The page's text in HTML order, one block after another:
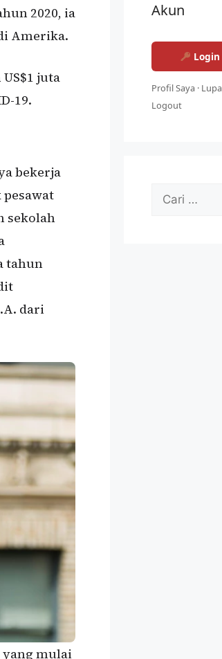
2020, ia
Amerika.
juta
19.
bekerja
sekolah
tahun
dari
yang mulai
Akun
Login
Profil Saya ·
Logout
Cari